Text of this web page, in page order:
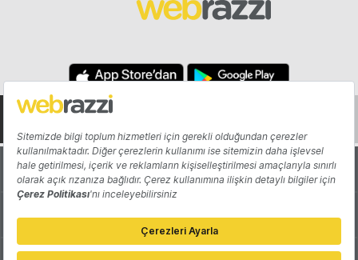
Hakkında Yazarlar
Katkıda Bulun Reklam